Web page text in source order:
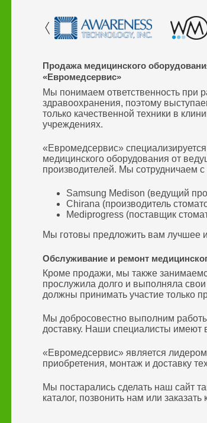
Продажа медицинского
«Евромедсервис»
Мы понимаем ответственность при
здравоохранения, поэтому
только качественной техники в
учреждениях.
«Евромедсервис»
медицинского оборудования от
производителей. Мы сотрудничаем
Samsung Medison (ведущий
Chirana (производитель
Mediprogress (поставщик
Мы готовы предложить вам лучшее
Обслуживание и ремонт
Кроме продажи, мы также
прослужила долго и выполняла
должны принимать участие только
Мы добросовестно выполним
доставку. Наши специалисты имеют
«Евромедсервис» является
приобретения, монтаж и доставку
Мы постарались сделать наш сайт
каталог, позвонить нам или заказать